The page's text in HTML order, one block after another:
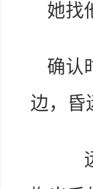
她找
确认
边，昏
远